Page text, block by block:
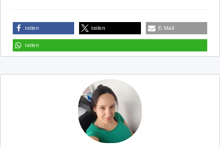
teilen teilen E-Mail
teilen